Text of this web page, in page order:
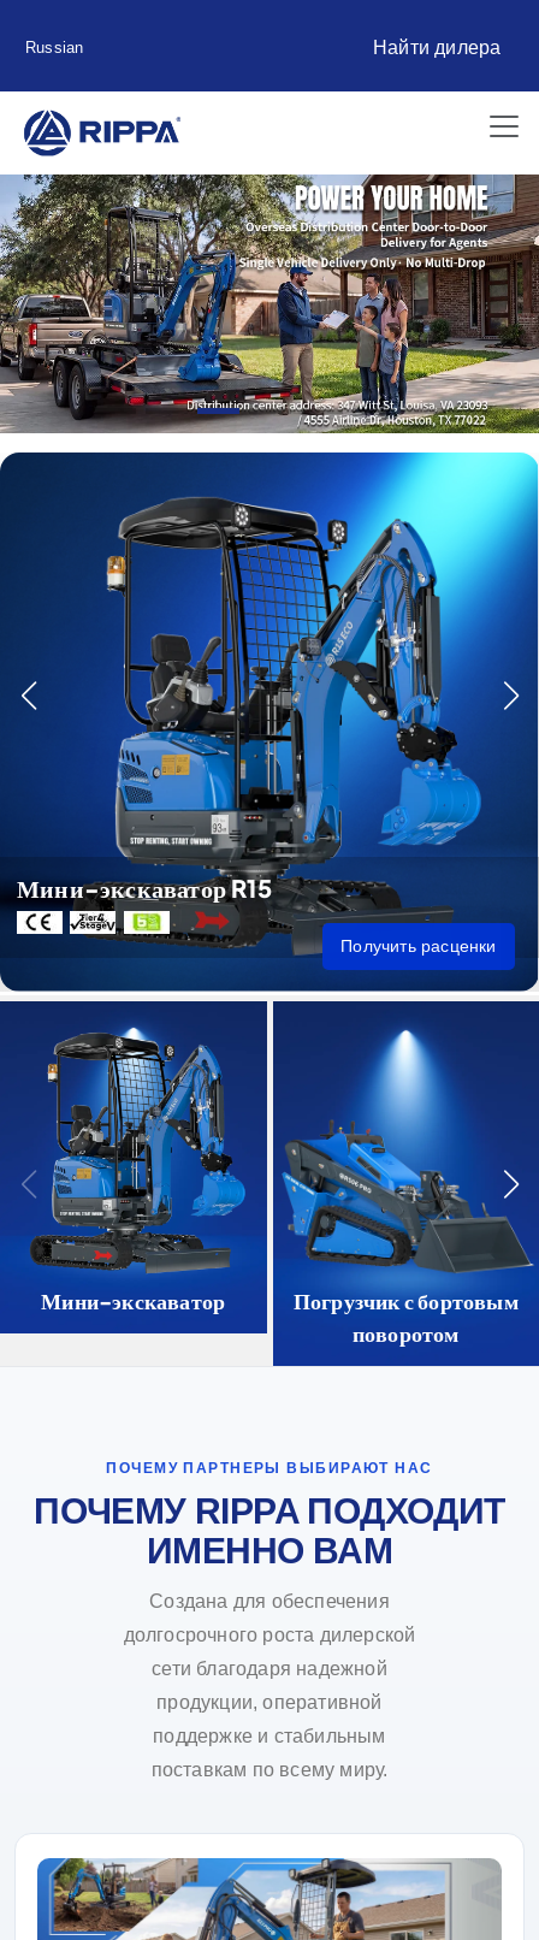
Russian Найти дилера
Мини-экскаватор R15
Получить расценки
Мини-экскаватор
Погрузчик с бортовым
поворотом
ПОЧЕМУ ПАРТНЕРЫ ВЫБИРАЮТ НАС
ПОЧЕМУ RIPPA ПОДХОДИТ
ИМЕННО ВАМ
Создана для обеспечения
долгосрочного роста дилерской
сети благодаря надежной
продукции, оперативной
поддержке и стабильным
поставкам по всему миру.